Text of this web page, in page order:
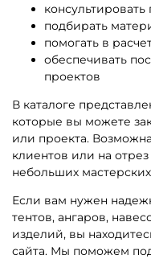
подбирать
помогать в
обеспечивать
проектов
В каталоге
которые вы можете
или проекта.
клиентов или на отрез
небольших
Если вам нужен
тентов, ангаров,
изделий, вы
сайта. Мы поможем